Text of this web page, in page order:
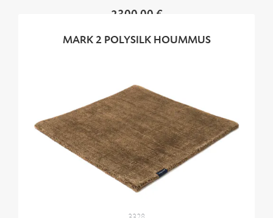
2300,00 €
MARK 2 POLYSILK HOUMMUS